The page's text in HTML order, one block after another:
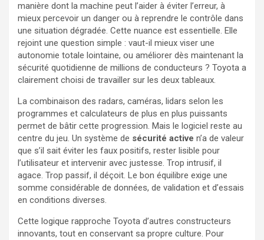
manière dont la machine peut l’aider à éviter l’erreur, à
mieux percevoir un danger ou à reprendre le contrôle dans
une situation dégradée. Cette nuance est essentielle. Elle
rejoint une question simple : vaut-il mieux viser une
autonomie totale lointaine, ou améliorer dès maintenant la
sécurité quotidienne de millions de conducteurs ? Toyota a
clairement choisi de travailler sur les deux tableaux.
La combinaison des radars, caméras, lidars selon les
programmes et calculateurs de plus en plus puissants
permet de bâtir cette progression. Mais le logiciel reste au
centre du jeu. Un système de sécurité active n’a de valeur
que s’il sait éviter les faux positifs, rester lisible pour
l’utilisateur et intervenir avec justesse. Trop intrusif, il
agace. Trop passif, il déçoit. Le bon équilibre exige une
somme considérable de données, de validation et d’essais
en conditions diverses.
Cette logique rapproche Toyota d’autres constructeurs
innovants, tout en conservant sa propre culture. Pour